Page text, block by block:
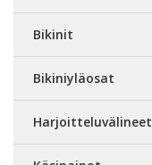
Bikinit
Bikiniyläosat
Harjoitteluvälineet